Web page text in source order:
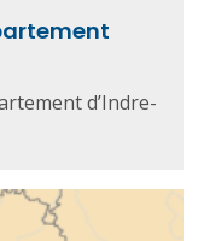
d’Indre-